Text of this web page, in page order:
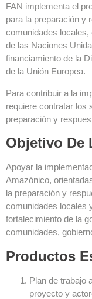
FAN implementa el
para la preparación y
comunidades
de las Naciones
financiamiento de la
de la Unión Europea.
Para contribuir a la
requiere contratar los
preparación y
Objetivo De
Apoyar la
Amazónico,
la preparación y
comunidades locales
fortalecimiento de la
comunidades,
Productos
Plan de trabajo
proyecto y